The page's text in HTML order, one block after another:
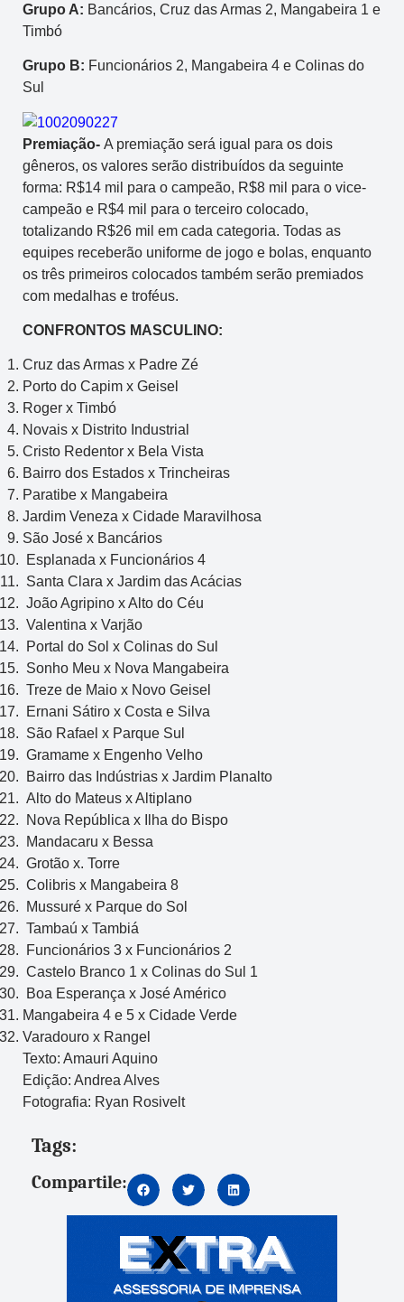
Grupo A: Bancários, Cruz das Armas 2, Mangabeira 1 e
Timbó
Grupo B: Funcionários 2, Mangabeira 4 e Colinas do
Sul
Premiação- A premiação será igual para os dois
gêneros, os valores serão distribuídos da seguinte
forma: R$14 mil para o campeão, R$8 mil para o vice-
campeão e R$4 mil para o terceiro colocado,
totalizando R$26 mil em cada categoria. Todas as
equipes receberão uniforme de jogo e bolas, enquanto
os três primeiros colocados também serão premiados
com medalhas e troféus.
CONFRONTOS MASCULINO:
Cruz das Armas x Padre Zé
Porto do Capim x Geisel
Roger x Timbó
Novais x Distrito Industrial
Cristo Redentor x Bela Vista
Bairro dos Estados x Trincheiras
Paratibe x Mangabeira
Jardim Veneza x Cidade Maravilhosa
São José x Bancários
Esplanada x Funcionários 4
Santa Clara x Jardim das Acácias
João Agripino x Alto do Céu
Valentina x Varjão
Portal do Sol x Colinas do Sul
Sonho Meu x Nova Mangabeira
Treze de Maio x Novo Geisel
Ernani Sátiro x Costa e Silva
São Rafael x Parque Sul
Gramame x Engenho Velho
Bairro das Indústrias x Jardim Planalto
Alto do Mateus x Altiplano
Nova República x Ilha do Bispo
Mandacaru x Bessa
Grotão x. Torre
Colibris x Mangabeira 8
Mussuré x Parque do Sol
Tambaú x Tambiá
Funcionários 3 x Funcionários 2
Castelo Branco 1 x Colinas do Sul 1
Boa Esperança x José Américo
Mangabeira 4 e 5 x Cidade Verde
Varadouro x Rangel
Texto: Amauri Aquino
Edição: Andrea Alves
Fotografia: Ryan Rosivelt
Tags:
Compartile: